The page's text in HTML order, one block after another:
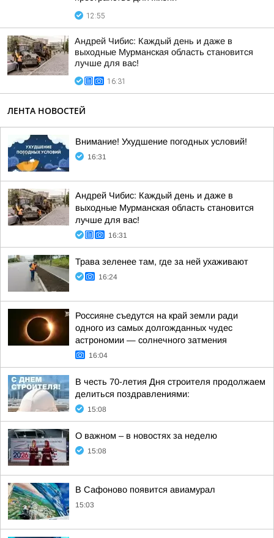
12:55
Андрей Чибис: Каждый день и даже в
выходные Мурманская область становится
лучше для вас!
16:31
ЛЕНТА НОВОСТЕЙ
Внимание! Ухудшение погодных условий!
16:31
Андрей Чибис: Каждый день и даже в
выходные Мурманская область становится
лучше для вас!
16:31
Трава зеленее там, где за ней ухаживают
16:24
Россияне съедутся на край земли ради
одного из самых долгожданных чудес
астрономии — солнечного затмения
16:04
В честь 70-летия Дня строителя продолжаем
делиться поздравлениями:
15:08
О важном – в новостях за неделю
15:08
В Сафоново появится авиамурал
15:03